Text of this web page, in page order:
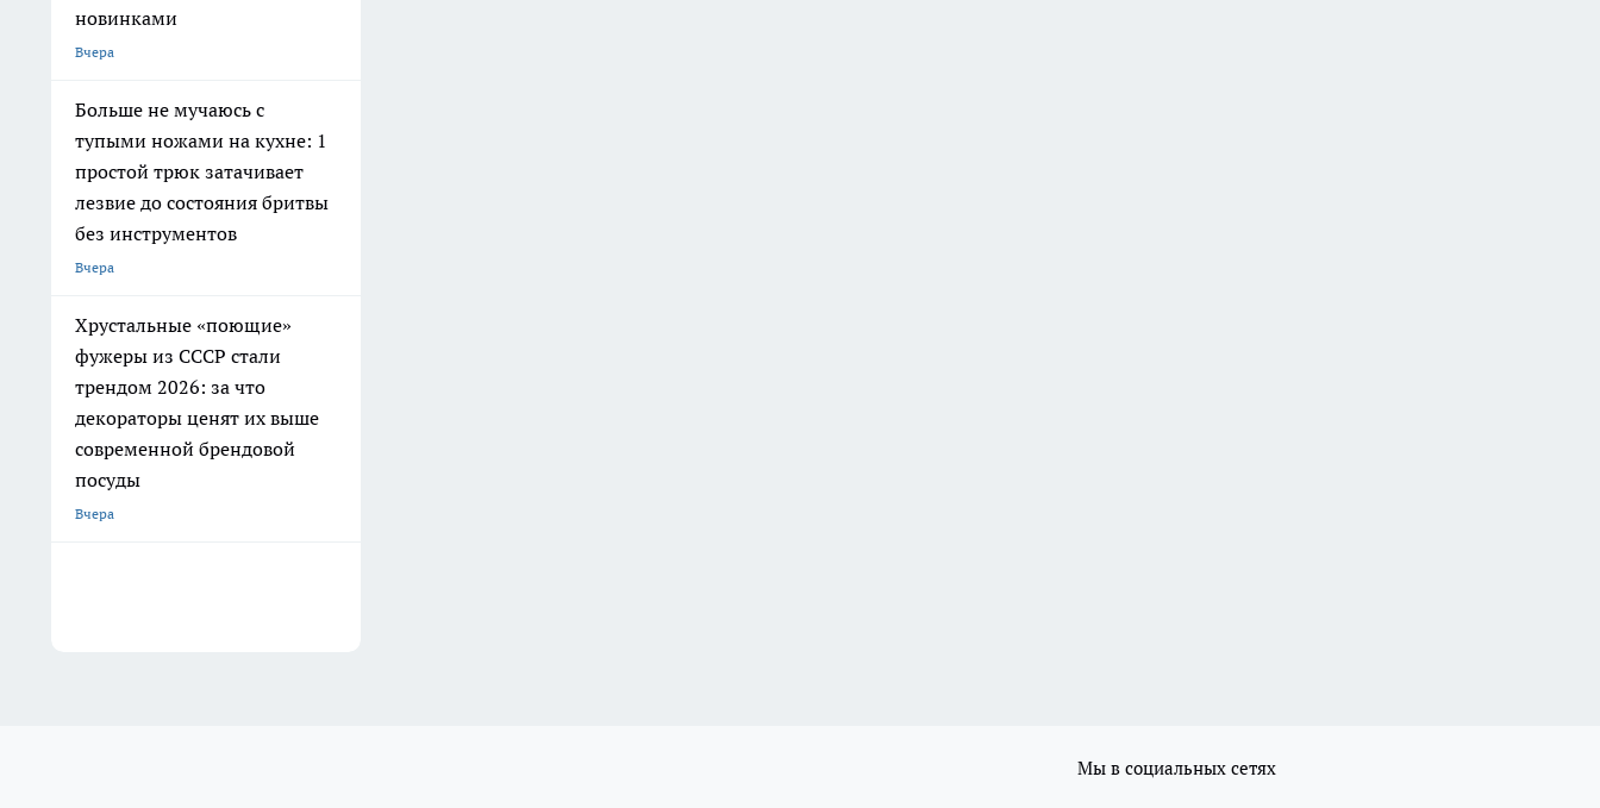
новинками
Вчера
Больше не мучаюсь с
тупыми ножами на кухне: 1
простой трюк затачивает
лезвие до состояния бритвы
без инструментов
Вчера
Хрустальные «поющие»
фужеры из СССР стали
трендом 2026: за что
декораторы ценят их выше
современной брендовой
посуды
Вчера
Мы в социальных сетях